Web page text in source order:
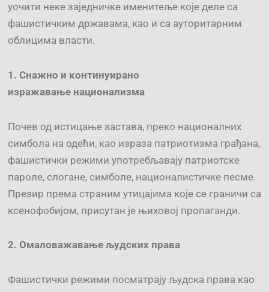
уочити неке заједничке именитеље које деле са
фашистичким државама, као и са ауторитарним
облицима власти.
1. Снажно и континуирано
изражавање национализма
Почев од истицање застава, преко националних
симбола на одећи, као израза патриотизма грађана,
фашистички режими употребљавају патриотске
пароле, слогане, симболе, националистичке песме.
Презир према страним утицајима које се граничи са
ксенофобијом, присутан је њиховој пропаганди.
2. Омаловажавање људских права
Фашистички режими посматрају људска права као